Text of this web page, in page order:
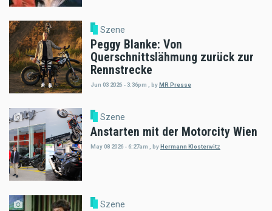
Szene
Peggy Blanke: Von
Querschnittslähmung zurück zur
Rennstrecke
Jun 03 2026 - 3:36pm byMR Presse
Szene
Anstarten mit der Motorcity Wien
May 08 2026 - 6:27am byHermann Klosterwitz
Szene